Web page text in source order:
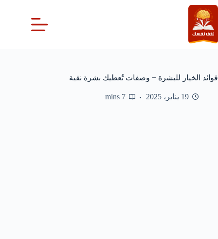
التجاوز
إلى
المحتوى
فوائد الخيار للبشرة + وصفات تُعطيك بشرة نقية
19 يناير، 2025 7 mins